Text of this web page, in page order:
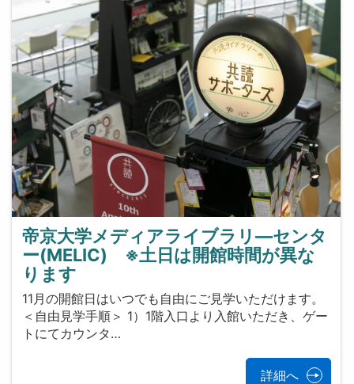
帝京大学メディアライブラリ―センタ
ー(MELIC) ※土日は開館時間が異な
ります
11月の開館日はいつでも自由にご見学いただけます。
＜自由見学手順＞ 1）1階入口より入館いただき、ゲー
トにてカウンタ…
詳細へ